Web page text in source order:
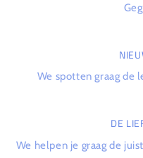
We spotten graag de
DE
We helpen je graag de